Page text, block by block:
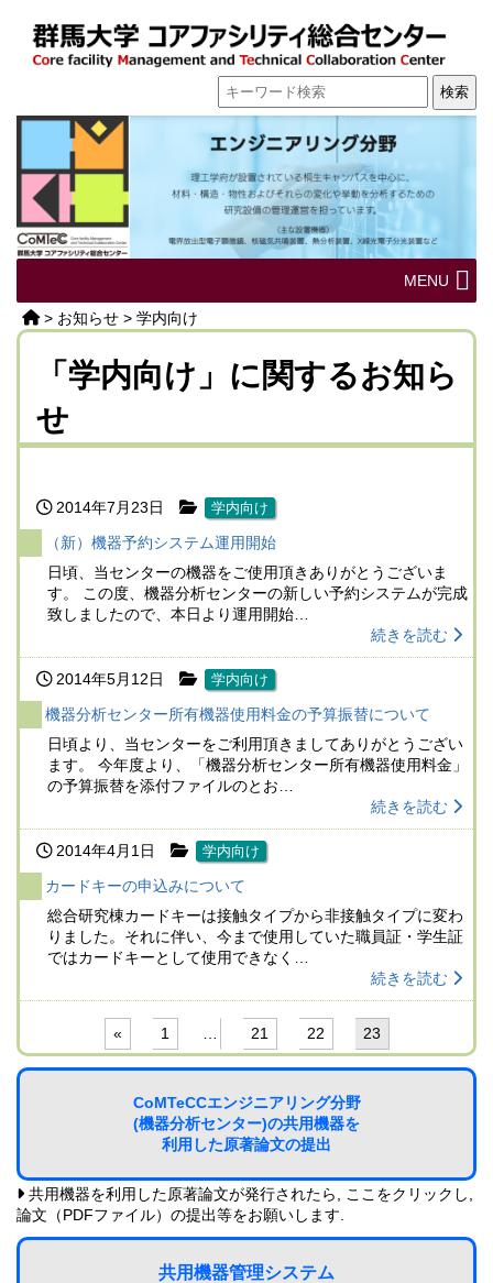
MENU
> お知らせ > 学内向け
「学内向け」に関するお知ら
せ
2014年7月23日 学内向け
（新）機器予約システム運用開始
日頃、当センターの機器をご使用頂きありがとうございま
す。 この度、機器分析センターの新しい予約システムが完成
致しましたので、本日より運用開始…
続きを読む
2014年5月12日 学内向け
機器分析センター所有機器使用料金の予算振替について
日頃より、当センターをご利用頂きましてありがとうござい
ます。 今年度より、「機器分析センター所有機器使用料金」
の予算振替を添付ファイルのとお…
続きを読む
2014年4月1日 学内向け
カードキーの申込みについて
総合研究棟カードキーは接触タイプから非接触タイプに変わ
りました。それに伴い、今まで使用していた職員証・学生証
ではカードキーとして使用できなく…
続きを読む
« 1 21 22 23
CoMTeCCエンジニアリング分野
(機器分析センター)の共用機器を
利用した原著論文の提出
共用機器を利用した原著論文が発行されたら, ここをクリックし,
論文（PDFファイル）の提出等をお願いします.
共用機器管理システム